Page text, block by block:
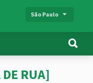
São Paulo
RUA]